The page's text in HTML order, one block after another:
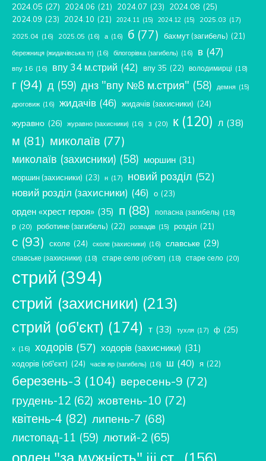
2024.05 (27) 2024.06 (21) 2024.07 (23) 2024.08 (25)
2024.09 (23) 2024.10 (21) 2024.11 (15) 2024.12 (15) 2025.03 (17)
2025.04 (16) 2025.05 (16) а (16) б (77) бахмут (загибель) (21)
бережниця (жидачівська тг) (16) білогорівка (загибель) (16) в (47)
впу 16 (16) впу 34 м.стрий (42) впу 35 (22) володимирці (18)
г (94) д (59) днз "впу №8 м.стрия" (58) демня (15)
дроговиж (16) жидачів (46) жидачів (захисники) (24)
журавно (26) журавно (захисники) (16) з (20) к (120) л (38)
м (81) миколаїв (77)
миколаїв (захисники) (58) моршин (31)
моршин (захисники) (23) н (17) новий розділ (52)
новий розділ (захисники) (46) о (23)
орден «хрест героя» (35) п (88) попасна (загибель) (18)
р (20) роботине (загибель) (22) розвадів (15) розділ (21)
с (93) сколе (24) сколе (захисники) (16) славське (29)
славське (захисники) (18) старе село (об'єкт) (18) старе село (20)
стрий (394)
стрий (захисники) (213)
стрий (об'єкт) (174) т (33) тухля (17) ф (25)
х (16) ходорів (57) ходорів (захисники) (31)
ходорів (об'єкт) (24) часів яр (загибель) (16) ш (40) я (22)
березень-3 (104) вересень-9 (72)
грудень-12 (62) жовтень-10 (72)
квітень-4 (82) липень-7 (68)
листопад-11 (59) лютий-2 (65)